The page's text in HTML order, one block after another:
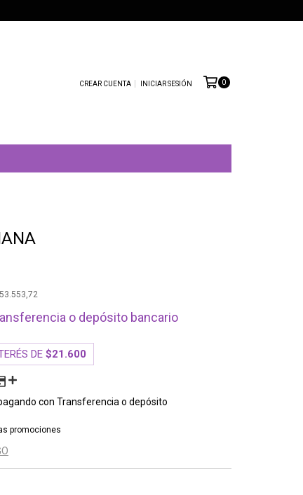
CREAR CUENTA INICIAR SESIÓN 0
o depósito bancario
DE$21.600
con Transferencia o depósito
promociones